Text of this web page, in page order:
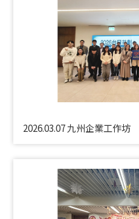
2026.03.07 九州企業工作坊